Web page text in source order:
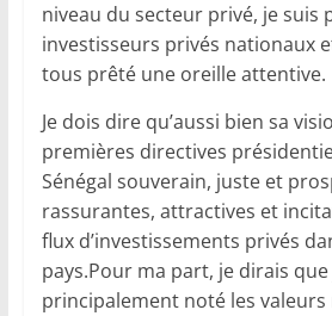
niveau du secteur privé, je suis
investisseurs privés nationaux
tous prêté une oreille attentive.
Je dois dire qu’aussi bien sa
premières directives
Sénégal souverain, juste et
rassurantes, attractives et
flux d’investissements privés
pays.Pour ma part, je dirais que
principalement noté les